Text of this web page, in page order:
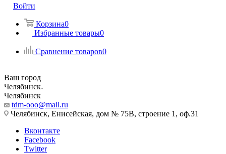
Войти
Корзина0
Избранные товары0
Сравнение товаров0
Ваш город
Челябинск
Челябинск
tdm-ooo@mail.ru
Челябинск, Енисейская, дом № 75В, строение 1, оф.31
Вконтакте
Facebook
Twitter